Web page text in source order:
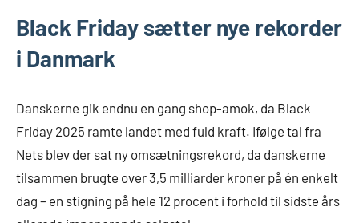
Black Friday sætter nye rekorder
i Danmark
Danskerne gik endnu en gang shop-amok, da Black
Friday 2025 ramte landet med fuld kraft. Ifølge tal fra
Nets blev der sat ny omsætningsrekord, da danskerne
tilsammen brugte over 3,5 milliarder kroner på én enkelt
dag – en stigning på hele 12 procent i forhold til sidste års